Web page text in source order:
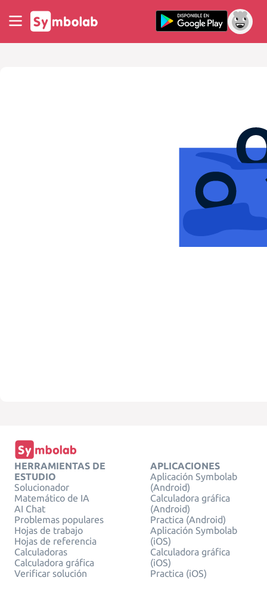
HERRAMIENTAS DE
ESTUDIO
Solucionador
Matemático de IA
AI Chat
Problemas populares
Hojas de trabajo
Hojas de referencia
Calculadoras
Calculadora gráfica
Verificar solución
APLICACIONES
Aplicación Symbolab
(Android)
Calculadora gráfica
(Android)
Practica (Android)
Aplicación Symbolab
(iOS)
Calculadora gráfica
(iOS)
Practica (iOS)